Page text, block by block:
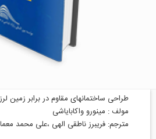
طراحی ساختمانهای مقاوم در برابر زمین
مولف : مینورو واکابایاشی
مترجم: فریبرز ناطقی الهی ،علی محمد